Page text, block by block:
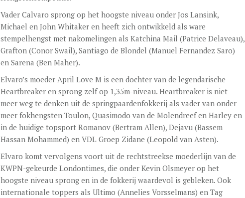
Vader Calvaro sprong op het hoogste niveau onder Jos Lansink,
Michael en John Whitaker en heeft zich ontwikkeld als ware
stempelhengst met nakomelingen als Katchina Mail (Patrice Delaveau),
Grafton (Conor Swail), Santiago de Blondel (Manuel Fernandez Saro)
en Sarena (Ben Maher).
Elvaro’s moeder April Love M is een dochter van de legendarische
Heartbreaker en sprong zelf op 1,35m-niveau. Heartbreaker is niet
meer weg te denken uit de springpaardenfokkerij als vader van onder
meer fokhengsten Toulon, Quasimodo van de Molendreef en Harley en
in de huidige topsport Romanov (Bertram Allen), Dejavu (Bassem
Hassan Mohammed) en VDL Groep Zidane (Leopold van Asten).
Elvaro komt vervolgens voort uit de rechtstreekse moederlijn van de
KWPN-gekeurde Londontimes, die onder Kevin Olsmeyer op het
hoogste niveau sprong en in de fokkerij waardevol is gebleken. Ook
internationale toppers als Ultimo (Annelies Vorsselmans) en Tag